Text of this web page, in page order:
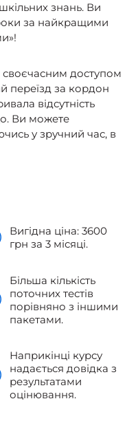
знань. Ви
за найкращими
своєчасним доступом
переїзд за кордон
відсутність
Ви можете
у зручний час, в
Вигідна ціна: 3600
грн за 3 місяці.
Більша кількість
поточних тестів
порівняно з іншими
пакетами.
Наприкінці курсу
надається довідка з
результатами
оцінювання.